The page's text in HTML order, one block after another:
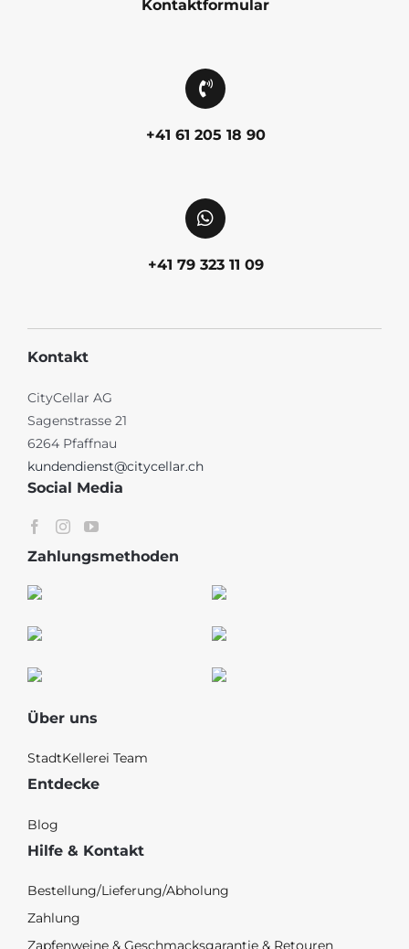
Kontaktformular
+41 61 205 18 90
+41 79 323 11 09
Kontakt
CityCellar AG
Sagenstrasse 21
6264 Pfaffnau
kundendienst@citycellar.ch
Social Media
Zahlungsmethoden
Über uns
StadtKellerei Team
Entdecke
Blog
Hilfe & Kontakt
Bestellung/Lieferung/Abholung
Zahlung
Zapfenweine & Geschmacksgarantie & Retouren